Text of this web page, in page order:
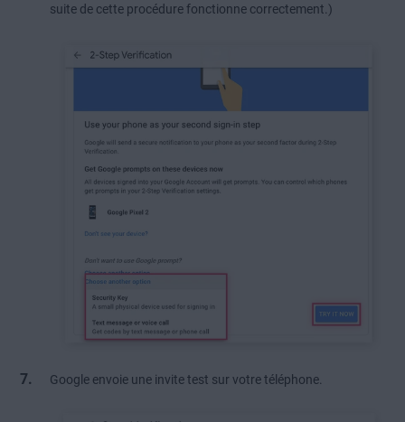
suite de cette procédure fonctionne correctement.)
Google envoie une invite test sur votre téléphone.